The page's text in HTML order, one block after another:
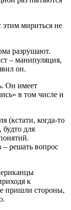
этим мириться не
разрушают.
– манипуляция,
он.
Он имеет
в том числе и
(кстати, когда-то
для
решать вопрос
к
пришли стороны,